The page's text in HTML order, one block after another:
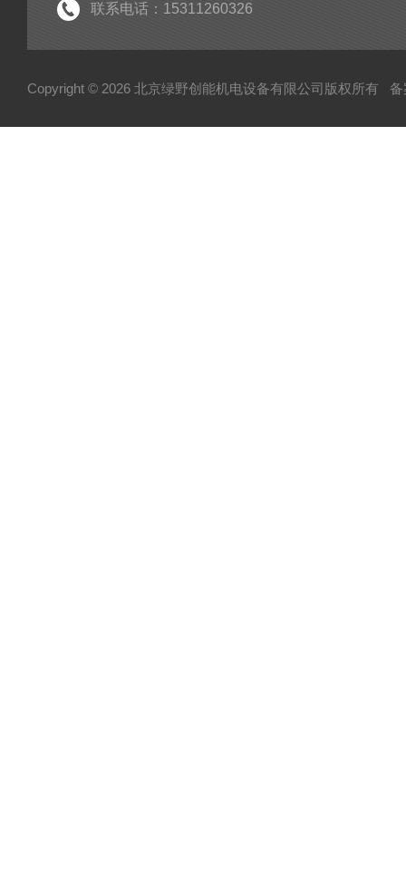
联系电话：15311260326
Copyright © 2026 北京绿野创能机电设备有限公司版权所有 备